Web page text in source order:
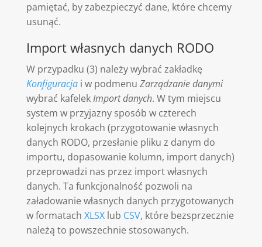
pamiętać, by zabezpieczyć dane, które chcemy
usunąć.
Import własnych danych RODO
W przypadku (3) należy wybrać zakładkę
Konfiguracjai w podmenu Zarządzaniedanymi
wybrać kafelekImport danych. W tym miejscu
system w przyjazny sposób w czterech
kolejnych krokach (przygotowanie własnych
danych RODO, przesłanie pliku z danym do
importu, dopasowanie kolumn, import danych)
przeprowadzi nas przez import własnych
danych. Ta funkcjonalność pozwoli na
załadowanie własnych danych przygotowanych
w formatach XLSXlub CSV, które bezsprzecznie
należą to powszechnie stosowanych.